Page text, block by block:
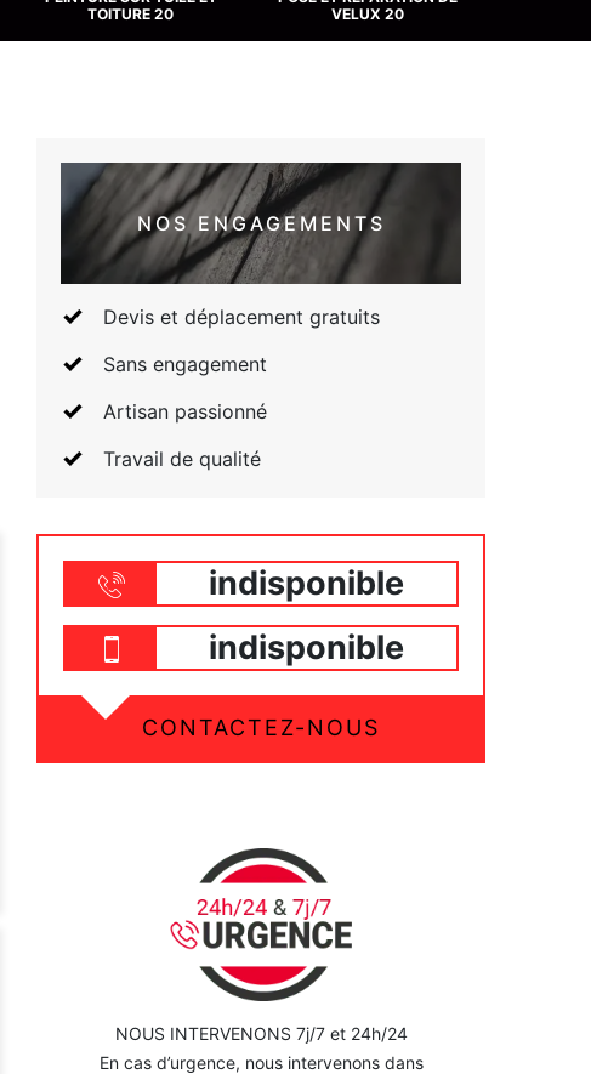
TOITURE 20
VELUX 20
NOS ENGAGEMENTS
Devis et déplacement gratuits
Sans engagement
Artisan passionné
Travail de qualité
indisponible
indisponible
CONTACTEZ-NOUS
NOUS INTERVENONS 7j/7 et 24h/24
En cas d’urgence, nous intervenons dans